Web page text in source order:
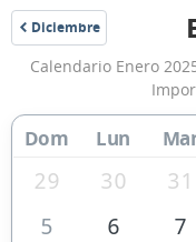
Diciembre
2024
Calendario Enero
Dom Lun
29 30 31
5
6 7